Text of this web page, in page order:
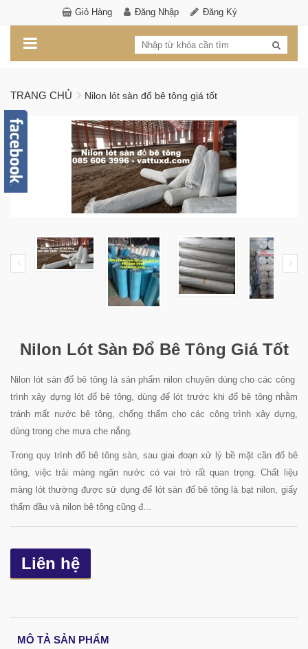
Giỏ Hàng Đăng Nhập Đăng Ký
TRANG CHỦ Nilon lót sàn đổ bê tông giá tốt
Nilon Lót Sàn Đổ Bê Tông Giá Tốt
Nilon lót sàn đổ bê tông là sản phẩm nilon chuyên dùng cho các công
trình xây dựng lót đổ bê tông, dùng để lót trước khi đổ bê tông nhằm
tránh mất nước bê tông, chống thấm cho các công trình xây dựng,
dùng trong che mưa che nắng.
Trong quy trình đổ bê tông sàn, sau giai đoạn xử lý bề mặt cần đổ bê
tông, việc trải màng ngăn nước có vai trò rất quan trọng. Chất liệu
màng lót thường được sử dụng để lót sàn đổ bê tông là bạt nilon, giấy
thấm dầu và nilon bê tông cũng đ...
Liên hệ
MÔ TẢ SẢN PHẨM